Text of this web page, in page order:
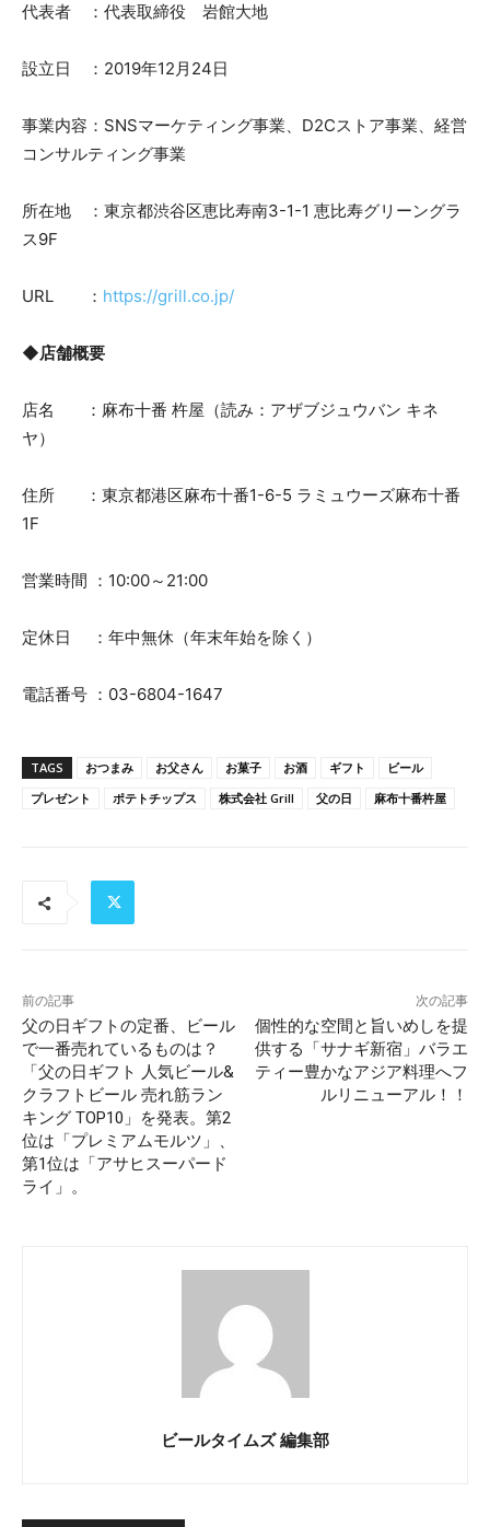
代表者 ：代表取締役 岩館大地
設立日 ：2019年12月24日
事業内容：SNSマーケティング事業、D2Cストア事業、経営
コンサルティング事業
所在地 ：東京都渋谷区恵比寿南3-1-1 恵比寿グリーングラ
ス9F
URL ： https://grill.co.jp/
◆店舗概要
店名 ：麻布十番 杵屋（読み：アザブジュウバン キネ
ヤ）
住所 ：東京都港区麻布十番1-6-5 ラミュウーズ麻布十番
1F
営業時間 ：10:00～21:00
定休日 ：年中無休（年末年始を除く）
電話番号 ：03-6804-1647
TAGS おつまみ お父さん お菓子 お酒 ギフト
ビール
プレゼント
ポテトチップス 株式会社 Grill 父の日 麻布十番杵屋
前の記事
父の日ギフトの定番、ビール
で一番売れているものは？
「父の日ギフト 人気ビール&
クラフトビール 売れ筋ラン
キング TOP10」を発表。第2
位は「プレミアムモルツ」、
第1位は「アサヒスーパード
ライ」。
次の記事
個性的な空間と旨いめしを提
供する「サナギ新宿」バラエ
ティー豊かなアジア料理へフ
ルリニューアル！！
ビールタイムズ 編集部